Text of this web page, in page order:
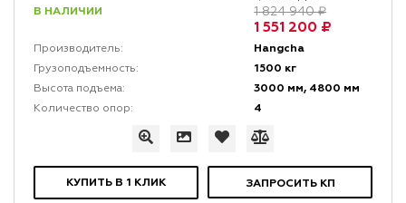
В НАЛИЧИИ 1 824 940 ₽
1 551 200 ₽
Производитель: Hangcha
Грузоподъемность: 1500 кг
Высота подъема: 3000 мм, 4800 мм
Количество опор: 4
КУПИТЬ В 1 КЛИК ЗАПРОСИТЬ КП